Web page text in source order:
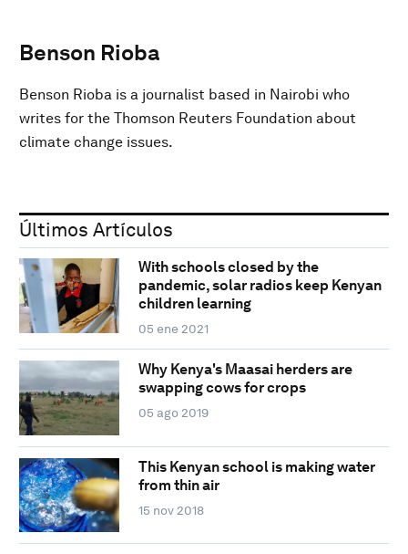
Benson Rioba
Benson Rioba is a journalist based in Nairobi who
writes for the Thomson Reuters Foundation about
climate change issues.
Últimos Artículos
With schools closed by the
pandemic, solar radios keep Kenyan
children learning
05 ene 2021
Why Kenya's Maasai herders are
swapping cows for crops
05 ago 2019
This Kenyan school is making water
from thin air
15 nov 2018